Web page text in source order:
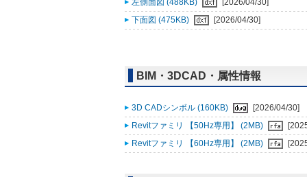
左側面図 (488KB)
[2026/04/30]
下面図 (475KB)
[2026/04/30]
BIM・3DCAD・属性情報
3D CADシンボル (160KB)
[2026/04/30]
Revitファミリ 【50Hz専用】 (2MB)
Revitファミリ 【60Hz専用】 (2MB)